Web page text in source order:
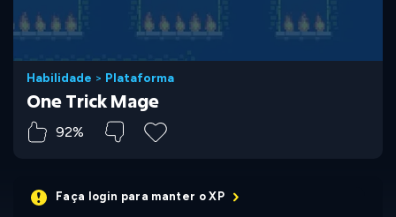
Habilidade > Plataforma
One Trick Mage
92%
Faça login para manter o XP